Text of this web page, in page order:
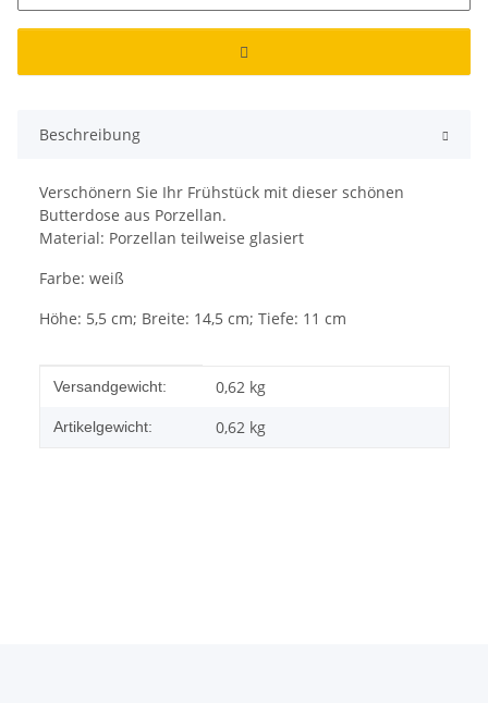
Beschreibung
Verschönern Sie Ihr Frühstück mit dieser schönen
Butterdose aus Porzellan.
Material: Porzellan teilweise glasiert
Farbe: weiß
Höhe: 5,5 cm; Breite: 14,5 cm; Tiefe: 11 cm
Produkteigenschaft
Wert
Versandgewicht: 0,62 kg
Artikelgewicht: 0,62 kg